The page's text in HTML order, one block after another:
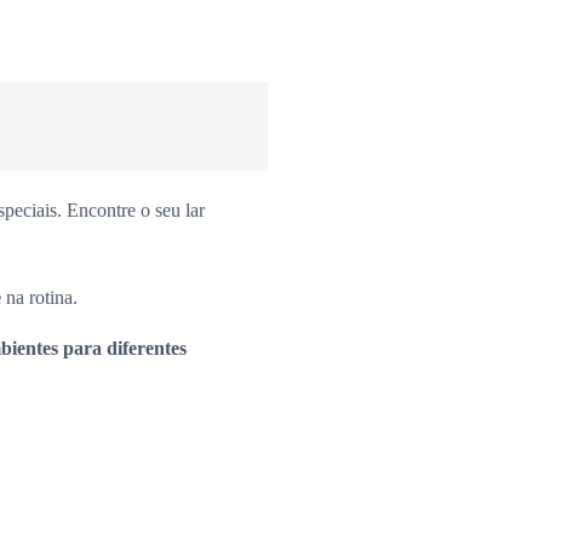
Encontre o seu lar
na rotina.
para diferentes